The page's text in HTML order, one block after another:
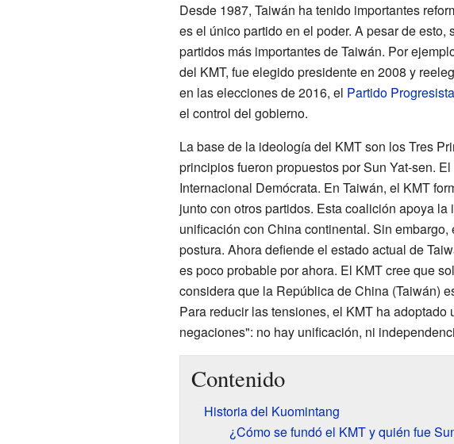
Desde 1987, Taiwán ha tenido importantes
es el único partido en el poder. A pesar de esto,
partidos más importantes de Taiwán. Por
del KMT, fue elegido presidente en 2008 y
en las elecciones de 2016, el Partido
el control del gobierno.
La base de la ideología del KMT son los Tres
principios fueron propuestos por Sun Yat-sen.
Internacional Demócrata. En Taiwán, el KMT
junto con otros partidos. Esta coalición apoya la
unificación con China continental. Sin embargo,
postura. Ahora defiende el estado actual de
es poco probable por ahora. El KMT cree que
considera que la República de China (Taiwán)
Para reducir las tensiones, el KMT ha adoptado
negaciones": no hay unificación, ni
Contenido
Historia del Kuomintang
¿Cómo se fundó el KMT y quién fue